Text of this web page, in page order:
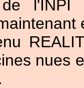
nues